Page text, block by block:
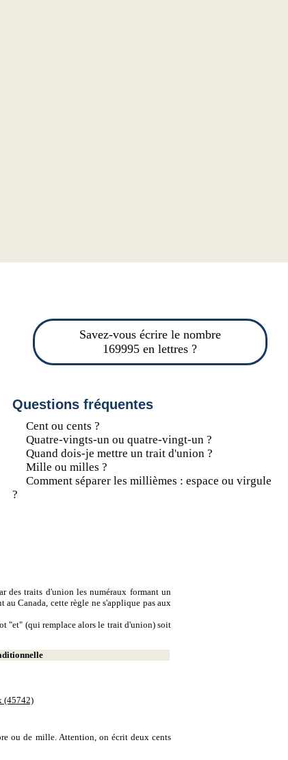
Savez-vous écrire le nombre
169995 en lettres ?
Questions fréquentes
Cent ou cents ?
Quatre-vingts-un ou quatre-vingt-un ?
Quand dois-je mettre un trait d'union ?
Mille ou milles ?
Comment séparer les millièmes : espace ou virgule
?
des traits d'union les numéraux formant un
Canada, cette règle ne s'applique pas aux
"et" (qui remplace alors le trait d'union) soit
(45742)
ou de mille. Attention, on écrit deux cents